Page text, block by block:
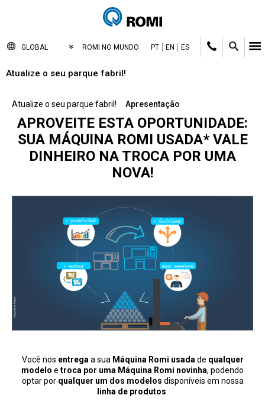
GLOBAL ROMI NO MUNDO PT EN ES
Atualize o seu parque fabril!
Atualize o seu parque fabril! Apresentação
APROVEITE ESTA OPORTUNIDADE:
SUA MÁQUINA ROMI USADA* VALE
DINHEIRO NA TROCA POR UMA
NOVA!
Você nos entrega a sua Máquina Romi usada de qualquer
modelo e troca por uma Máquina Romi novinha, podendo
optar por qualquer um dos modelos disponíveis em nossa
linha de produtos